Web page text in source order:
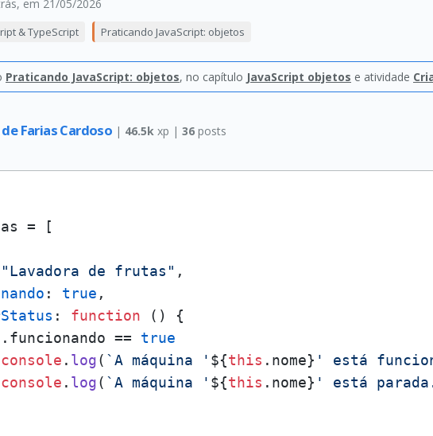
, em 21/05/2026
& TypeScript Praticando JavaScript: objetos
Praticando JavaScript: objetos, no capítulo JavaScript objetos e atividade
Farias Cardoso | 46.5k xp | 36posts
= [
"Lavadora de frutas" ,
: true ,
: function ( ) {
. funcionando == true
console . log( `A máquina ' ${this .nome} ' está
console . log( `A máquina ' ${this .nome} ' está